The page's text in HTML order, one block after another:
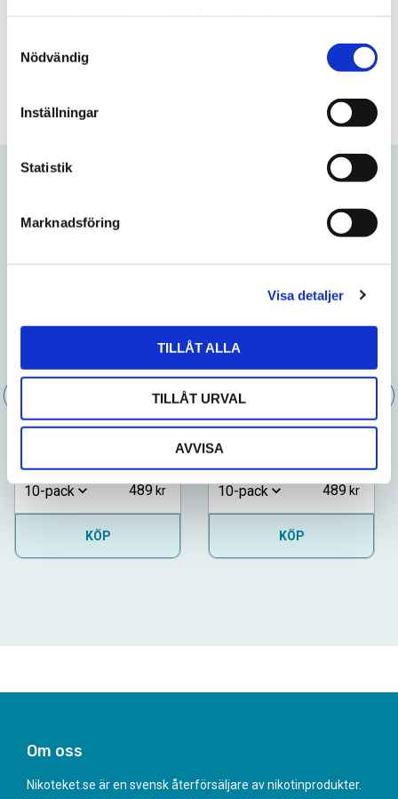
Nödvändig
Inställningar
Statistik
Marknadsföring
Visa detaljer
TILLÅT ALLA
TILLÅT URVAL
AVVISA
Frågor? Kontakta oss här
Ettan Original Portion
Lägg till i favoriter
10-pack 489
KÖP
Ettan White Portion
Lägg
10-pack 489
KÖP
Om oss
Nikoteket.se är en svensk återförsäljare av nikotinprodukter.